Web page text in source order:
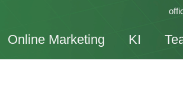
Online Marketing KI